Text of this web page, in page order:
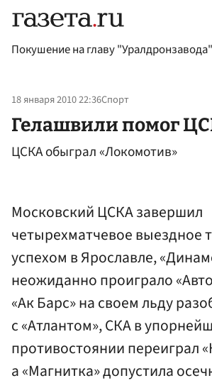
Покушение на главу "Уралдронзавода"
18 января 2010 22:36Спорт
Гелашвили помог
ЦСКА обыграл «Локомотив»
Московский ЦСКА завершил
четырехматчевое выездное
успехом в Ярославле,
неожиданно проиграло
«Ак Барс» на своем льду
с «Атлантом», СКА в
противостоянии переиграл
а «Магнитка» допустила